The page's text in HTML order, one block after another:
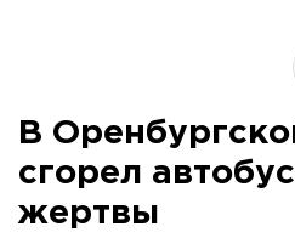
В
сгорел
жертвы